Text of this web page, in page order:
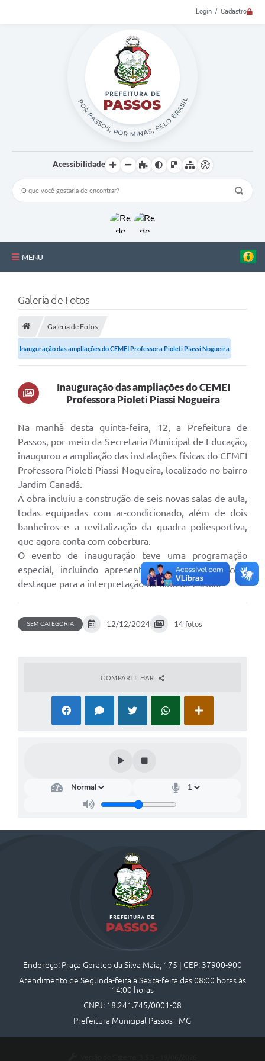
Login / Cadastro
Acessibilidade
MENU
Telefones Úteis
Estrutura Administrativa
Galeria de Vídeos
Galeria de Fotos
Galeria de Fotos
Inauguração das ampliações do CEMEI Professora Pioleti Piassi Nogueira
Inauguração das ampliações do CEMEI
Professora Pioleti Piassi Nogueira
Na manhã desta quinta-feira, 12, a Prefeitura de
Passos, por meio da Secretaria Municipal de Educação,
inaugurou a ampliação das instalações físicas do CEMEI
Professora Pioleti Piassi Nogueira, localizado no bairro
Jardim Canadá.
A obra incluiu a construção de seis novas salas de aula,
todas equipadas com ar-condicionado, além de dois
banheiros e a revitalização da quadra poliesportiva,
que agora conta com cobertura.
O evento de inauguração teve uma programação
especial, incluindo apresentações dos alunos, com
destaque para a interpretação do hino da escola.
SEM CATEGORIA 12/12/2024 14 fotos
COMPARTILHAR
Endereço: Praça Geraldo da Silva Maia, 175 | CEP: 37900-900
Atendimento de Segunda-feira a Sexta-feira das 08:00 horas às
14:00 horas
CNPJ: 18.241.745/0001-08
Prefeitura Municipal Passos - MG